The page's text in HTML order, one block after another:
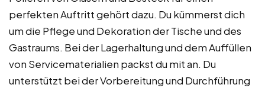
perfekten Auftritt gehört dazu. Du kümmerst dich
um die Pflege und Dekoration der Tische und des
Gastraums. Bei der Lagerhaltung und dem Auffüllen
von Servicematerialien packst du mit an. Du
unterstützt bei der Vorbereitung und Durchführung